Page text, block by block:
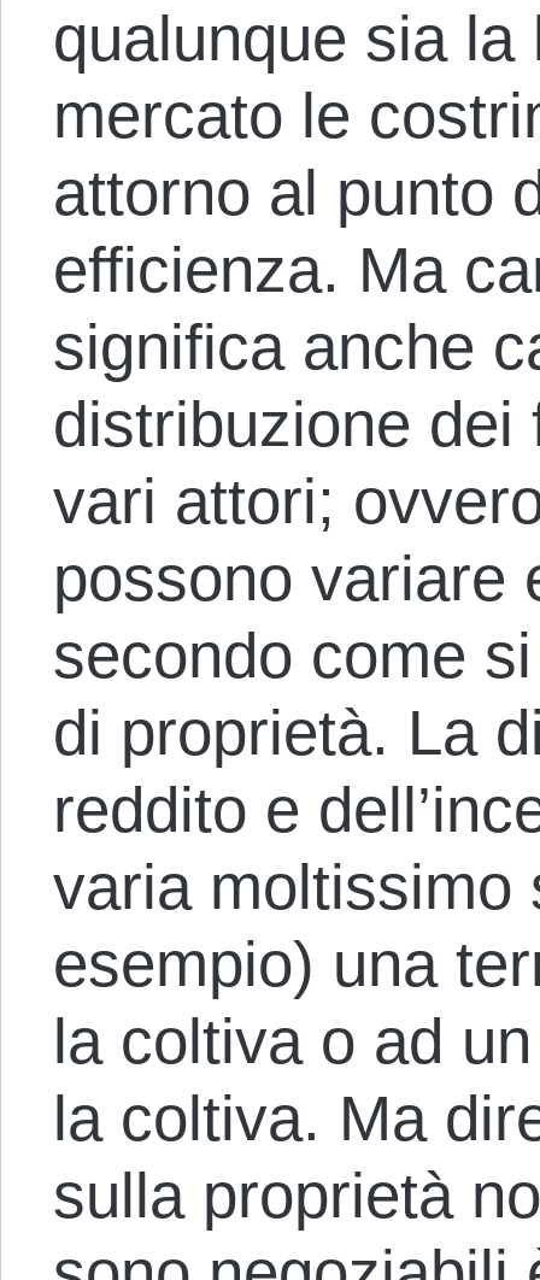
qualunque sia
mercato le
attorno al punto
efficienza. Ma
significa anche
distribuzione
vari attori;
possono variare
secondo come
di proprietà. La
reddito e
varia moltissimo
esempio) una
la coltiva o ad
la coltiva. Ma
sulla proprietà